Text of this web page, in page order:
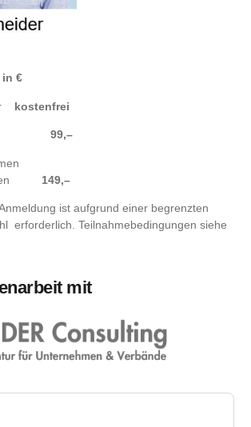
in €
kostenfrei
99,–
149,–
ist aufgrund einer begrenzten
erforderlich. Teilnahmebedingungen siehe
mit